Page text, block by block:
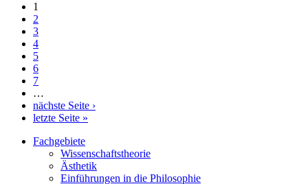
1
2
3
4
5
6
7
…
nächste Seite ›
letzte Seite »
Fachgebiete
Wissenschaftstheorie
Ästhetik
Einführungen in die Philosophie